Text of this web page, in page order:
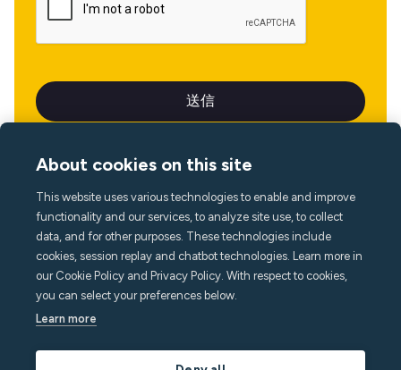
言語
About cookies on this site
This website uses various technologies to enable and improve
functionality and our services, to analyze site use, to collect
data, and for other purposes. These technologies include
cookies, session replay and chatbot technologies. Learn more in
our Cookie Policy and Privacy Policy. With respect to cookies,
you can select your preferences below.
Learn more